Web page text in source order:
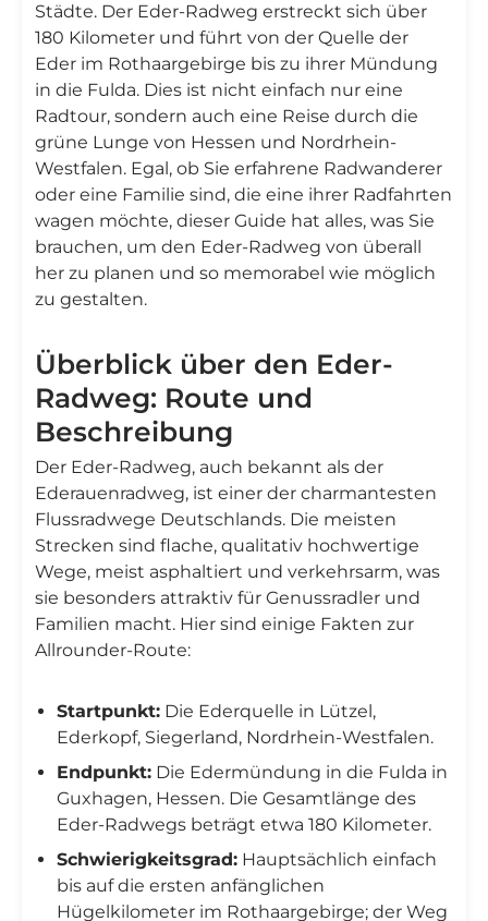
Städte. Der Eder-Radweg erstreckt sich über
180 Kilometer und führt von der Quelle der
Eder im Rothaargebirge bis zu ihrer Mündung
in die Fulda. Dies ist nicht einfach nur eine
Radtour, sondern auch eine Reise durch die
grüne Lunge von Hessen und Nordrhein-
Westfalen. Egal, ob Sie erfahrene Radwanderer
oder eine Familie sind, die eine ihrer Radfahrten
wagen möchte, dieser Guide hat alles, was Sie
brauchen, um den Eder-Radweg von überall
her zu planen und so memorabel wie möglich
zu gestalten.
Überblick über den Eder-
Radweg: Route und
Beschreibung
Der Eder-Radweg, auch bekannt als der
Ederauenradweg, ist einer der charmantesten
Flussradwege Deutschlands. Die meisten
Strecken sind flache, qualitativ hochwertige
Wege, meist asphaltiert und verkehrsarm, was
sie besonders attraktiv für Genussradler und
Familien macht. Hier sind einige Fakten zur
Allrounder-Route:
Startpunkt: Die Ederquelle in Lützel,
Ederkopf, Siegerland, Nordrhein-Westfalen.
Endpunkt: Die Edermündung in die Fulda in
Guxhagen, Hessen. Die Gesamtlänge des
Eder-Radwegs beträgt etwa 180 Kilometer.
Schwierigkeitsgrad: Hauptsächlich einfach
bis auf die ersten anfänglichen
Hügelkilometer im Rothaargebirge; der Weg